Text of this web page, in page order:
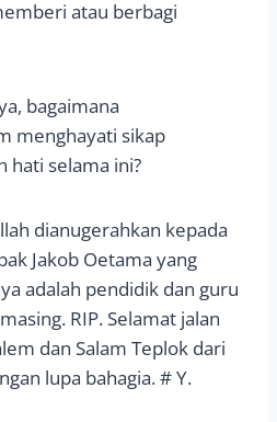
atau berbagi
bagaimana
menghayati sikap
hati selama ini?
dianugerahkan kepada
Jakob Oetama yang
adalah pendidik dan guru
RIP. Selamat jalan
dan Salam Teplok dari
lupa bahagia. # Y.